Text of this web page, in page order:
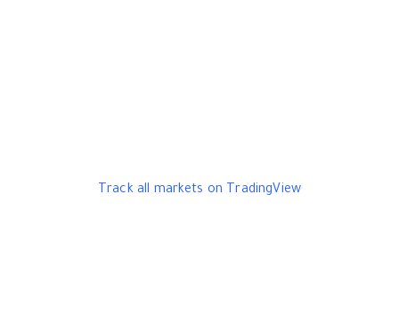
Track all markets on TradingView